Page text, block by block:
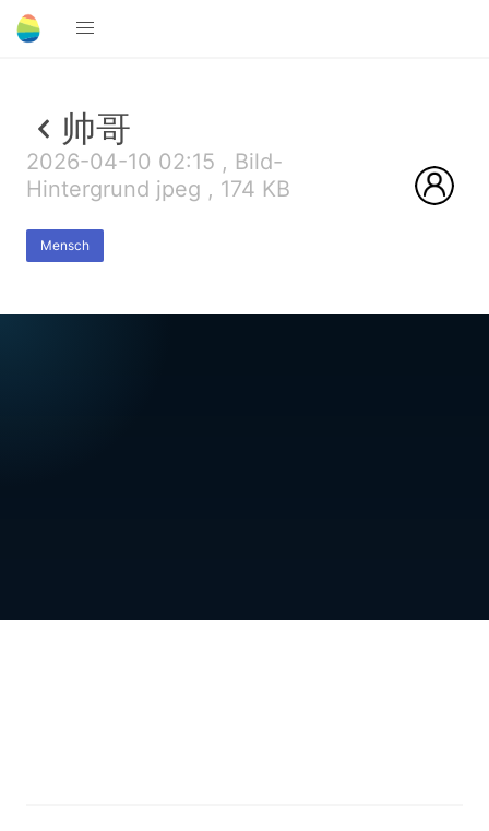
帅哥
2026-04-10 02:15 , Bild-
Hintergrund jpeg , 174 KB
Mensch